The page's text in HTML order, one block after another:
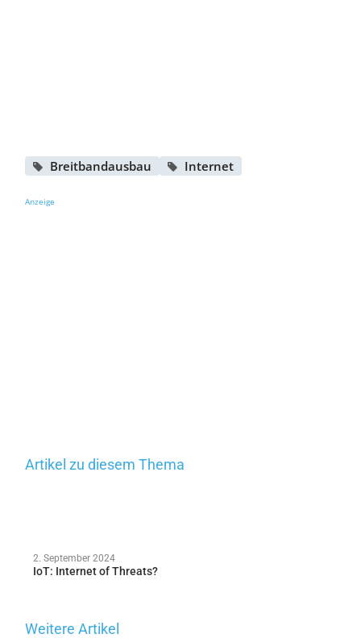
Breitbandausbau Internet
Anzeige
Artikel zu diesem Thema
2. September 2024
IoT: Internet of Threats?
Weitere Artikel